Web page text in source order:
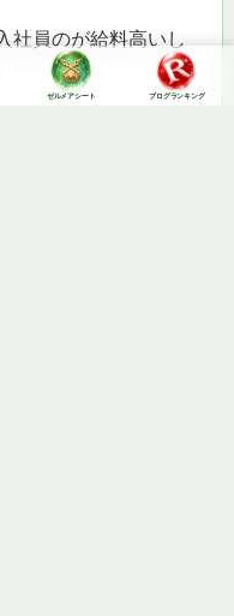
社員のが給料高いし
ゼルメアシート ブログランキング